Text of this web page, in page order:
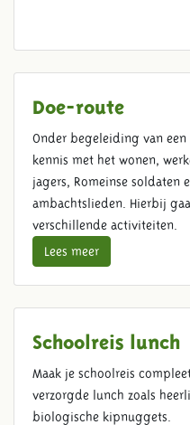
Doe-route
Onder begeleiding van
kennis met het wonen,
jagers, Romeinse soldaten
ambachtslieden. Hierbij
verschillende activiteiten.
Lees meer
Schoolreis lunch
Maak je schoolreis
verzorgde lunch zoals
biologische kipnuggets.